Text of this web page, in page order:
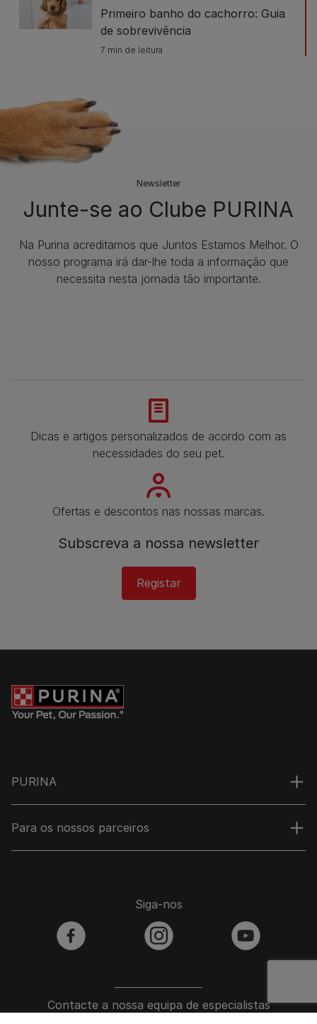
Primeiro banho do cachorro: Guia
de sobrevivência
7 min de leitura
Newsletter
Junte-se ao Clube PURINA
Na Purina acreditamos que Juntos Estamos Melhor. O
nosso programa irá dar-lhe toda a informação que
necessita nesta jornada tão importante.
Dicas e artigos personalizados de acordo com as
necessidades do seu pet.
Ofertas e descontos nas nossas marcas.
Subscreva a nossa newsletter​
Registar
PURINA
Para os nossos parceiros
Contacte a nossa equipa de especialistas
Siga-nos
facebook instagram youtube